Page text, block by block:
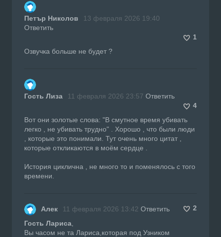
Петър Николов
13 февраля 2026 19:40
Ответить
1
Озвучка больше не будет ?
Гость Лиза 11 февраля 2026 23:57 Ответить
4
Вот они золотые слова: "В смутное время убивать
легко , не убивать трудно" . Хорошо , что были люди
, которые это понимали. Тут очень много цитат ,
которые откликаются в моём сердце .
История циклична , не много то и поменялось с того
времени.
Алек 11 февраля 2026 13:42 Ответить
2
Гость Лариса
Вы часом не та Лариса,которая под Узником